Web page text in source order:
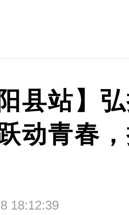
阳县站】
动青春
18:12:39